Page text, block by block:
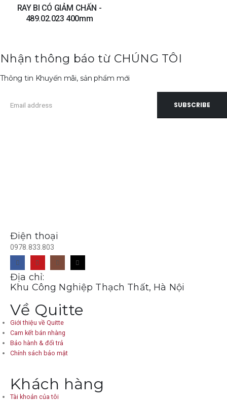
RAY BI CÓ GIẢM CHẤN -
489.02.023 400mm
Nhận thông báo từ CHÚNG TÔI
Thông tin Khuyến mãi, sản phẩm mới
Điện thoại
0978.833.803
Địa chỉ:
Khu Công Nghiệp Thạch Thất, Hà Nội
Về Quitte
Giới thiệu về Quitte
Cam kết bán nhàng
Bảo hành & đổi trả
Chính sách bảo mật
Khách hàng
Tài khoản của tôi